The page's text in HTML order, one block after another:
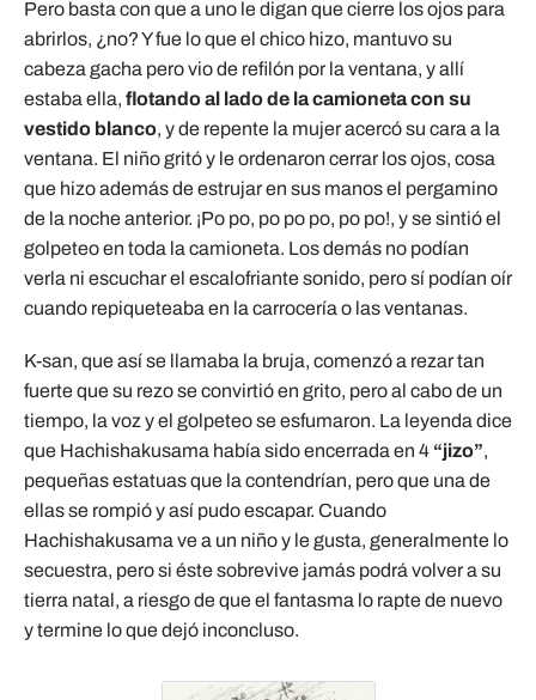
Pero basta con que a uno le digan que cierre los ojos para
abrirlos, ¿no? Y fue lo que el chico hizo, mantuvo su
cabeza gacha pero vio de refilón por la ventana, y allí
estaba ella, flotando al lado de la camioneta con su
vestido blanco, y de repente la mujer acercó su cara a la
ventana. El niño gritó y le ordenaron cerrar los ojos, cosa
que hizo además de estrujar en sus manos el pergamino
de la noche anterior. ¡Po po, po po po, po po!, y se sintió el
golpeteo en toda la camioneta. Los demás no podían
verla ni escuchar el escalofriante sonido, pero sí podían oír
cuando repiqueteaba en la carrocería o las ventanas.
K-san, que así se llamaba la bruja, comenzó a rezar tan
fuerte que su rezo se convirtió en grito, pero al cabo de un
tiempo, la voz y el golpeteo se esfumaron. La leyenda dice
que Hachishakusama había sido encerrada en 4 “jizo”,
pequeñas estatuas que la contendrían, pero que una de
ellas se rompió y así pudo escapar. Cuando
Hachishakusama ve a un niño y le gusta, generalmente lo
secuestra, pero si éste sobrevive jamás podrá volver a su
tierra natal, a riesgo de que el fantasma lo rapte de nuevo
y termine lo que dejó inconcluso.